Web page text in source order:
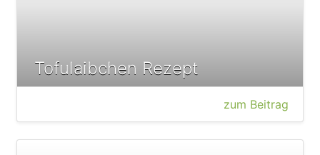
Tofulaibchen Rezept
zum Beitrag